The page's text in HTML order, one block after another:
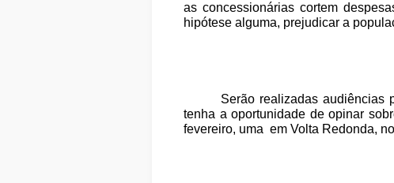
as concessionárias cortem
hipótese alguma, prejudicar a
Serão realizadas audiências
tenha a oportunidade de opinar
fevereiro, uma em Volta Redonda,